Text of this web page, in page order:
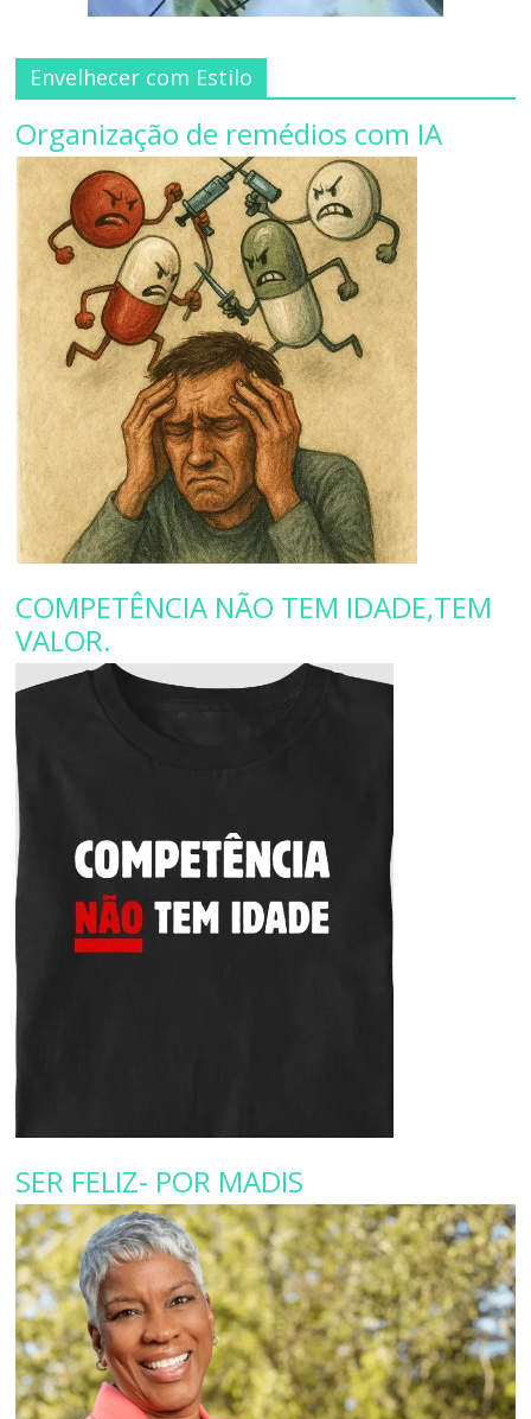
Envelhecer com Estilo
Organização de remédios com IA
COMPETÊNCIA NÃO TEM IDADE,TEM
VALOR.
SER FELIZ- POR MADIS